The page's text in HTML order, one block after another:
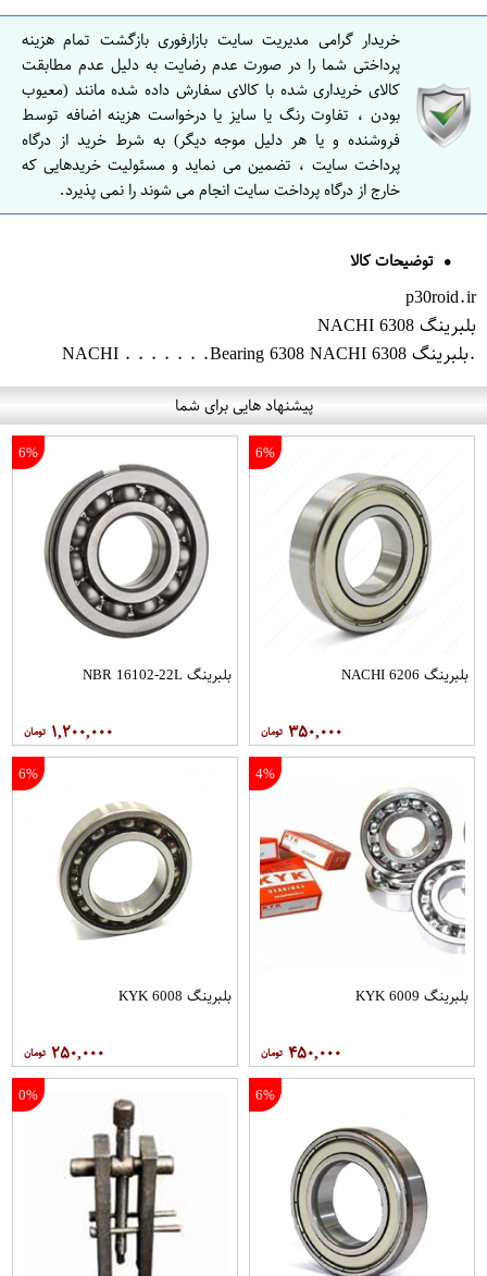
خریدار گرامی مدیریت سایت بازارفوری بازگشت تمام هزینه
پرداختی شما را در صورت عدم رضایت به دلیل عدم مطابقت
کالای خریداری شده با کالای سفارش داده شده مانند (معیوب
بودن ، تفاوت رنگ یا سایز یا درخواست هزینه اضافه توسط
فروشنده و یا هر دلیل موجه دیگر) به شرط خرید از درگاه
پرداخت سایت ، تضمین می نماید و مسئولیت خریدهایی که
خارج از درگاه پرداخت سایت انجام می شوند را نمی پذیرد.
توضیحات کالا
p30roid.ir
بلبرینگ 6308 NACHI
.بلبرینگ 6308 NACHI . . . . . . .Bearing 6308 NACHI
پیشنهاد هایی برای شما
6%
بلبرینگ 6206 NACHI
۳۵۰,۰۰۰
6%
بلبرینگ NBR 16102-22L
۱,۲۰۰,۰۰۰
4%
بلبرینگ 6009 KYK
۴۵۰,۰۰۰
6%
بلبرینگ 6008 KYK
۲۵۰,۰۰۰
6%
0%